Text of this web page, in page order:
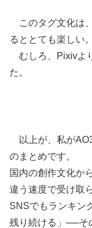
このタグ文化は
るととても楽しい。
むしろ、Pixivよ
た。
以上が、私が
のまとめです。
国内の創作文化か
違う速度で受け取
SNSでもランキン
残り続ける」──そ